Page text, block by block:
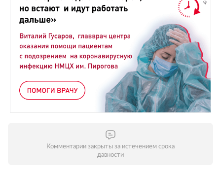
Комментарии закрыты за истечением срока
давности